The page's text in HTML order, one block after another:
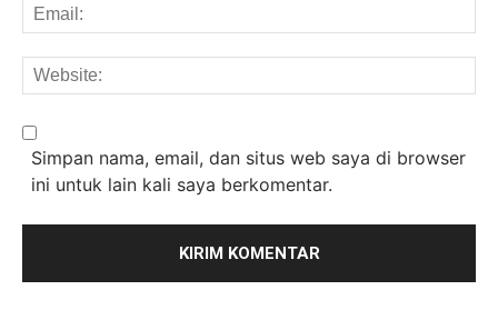
Simpan nama, email, dan situs web saya di browser
ini untuk lain kali saya berkomentar.